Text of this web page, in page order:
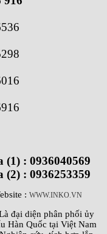
(1) : 0936040569
(2) : 0936253359
: WWW.INKO.VN
đại diện phân phối ủy
Hàn Quốc tại Việt Nam